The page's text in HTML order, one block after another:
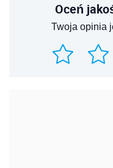
Oceń
Twoja opinia